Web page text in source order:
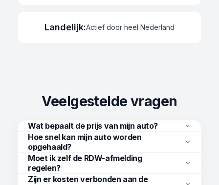
Landelijk:Actief door heel Nederland
Veelgestelde vragen
Wat bepaalt de prijs van mijn auto?
Hoe snel kan mijn auto worden
opgehaald?
Moet ik zelf de RDW-afmelding
regelen?
Zijn er kosten verbonden aan de